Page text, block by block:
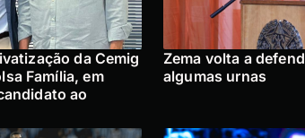
da Cemig
Família, em
ao
Zema volta a
algumas urnas